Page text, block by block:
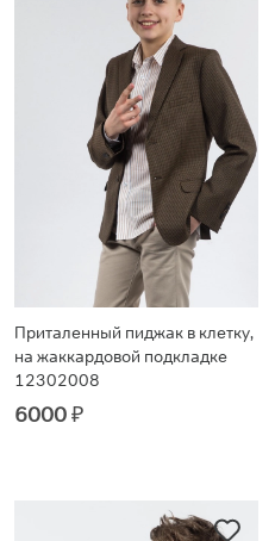
Приталенный пиджак в клетку,
на жаккардовой подкладке
12302008
6000₽